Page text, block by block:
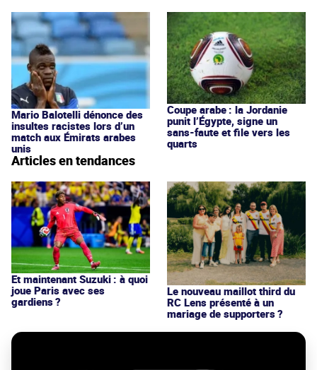
Mario Balotelli dénonce des
insultes racistes lors d’un
match aux Émirats arabes
unis
Coupe arabe : la Jordanie
punit l’Égypte, signe un
sans-faute et file vers les
quarts
Articles en tendances
Et maintenant Suzuki : à quoi
joue Paris avec ses
gardiens ?
Le nouveau maillot third du
RC Lens présenté à un
mariage de supporters ?